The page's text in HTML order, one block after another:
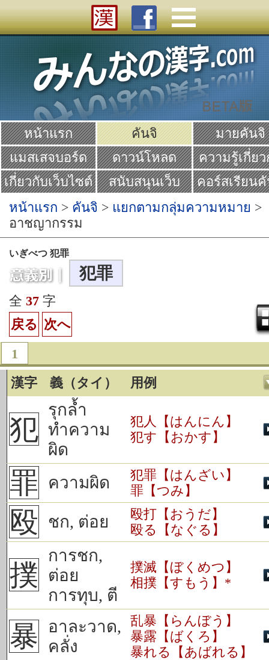
หน้าแรก คันจิ
มายคันจิ
แมสเสจบอร์ด
ดาวน์โหลด
ความรู้เกี่ย
คันจิ
เกี่ยวกับเว็บไซต์ สนับสนุนเว็บ
คอร์สเรียน
หน้าแรก > คันจิ > แยกตามกลุ่มความหมาย >
อาชญากรรม
いぎべつ 犯罪
犯罪
全 37 字
戻る 次へ
1
漢字
義（タイ） 用例
犯
รุกล้ำ
ทำความ
ผิด
犯人【はんにん】
犯す【おかす】
罪 ความผิด
犯罪【はんざい】
罪【つみ】
殴 ชก, ต่อย
殴打【おうだ】
殴る【なぐる】
撲
การชก,
ต่อย
การทุบ, ตี
撲滅【ぼくめつ】
相撲【すもう】*
暴
อาละวาด,
คลั่ง
乱暴【らんぼう】
暴露【ばくろ】
暴れる【あばれる】